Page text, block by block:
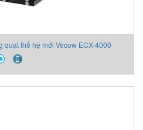
quạt thế hệ mới Vecow ECX-4000